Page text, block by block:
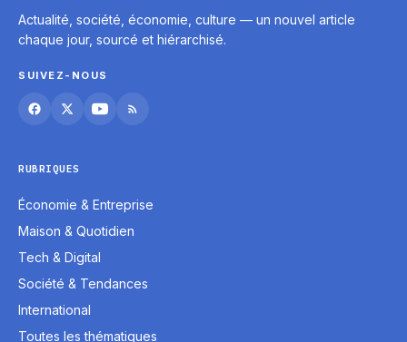
Actualité, société, économie, culture — un nouvel article
chaque jour, sourcé et hiérarchisé.
SUIVEZ-NOUS
RUBRIQUES
Économie & Entreprise
Maison & Quotidien
Tech & Digital
Société & Tendances
International
Toutes les thématiques